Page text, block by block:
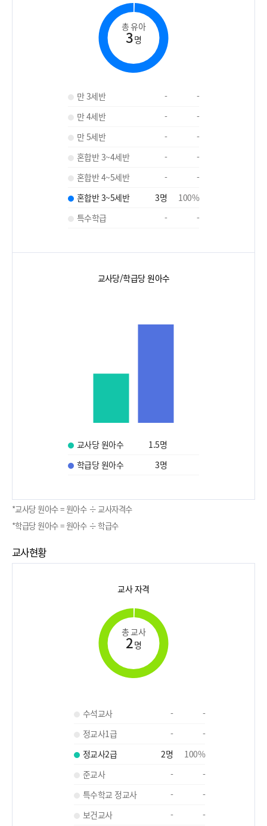
총 유아
3명
만 3세반 -
-
만 4세반
-
-
만 5세반
-
-
혼합반 3~4세반
-
-
혼합반 4~5세반
-
-
혼합반 3~5세반
3명 100%
특수학급
- -
교사당/학급당 원아수
교사당 원아수 1.5명
학급당 원아수
3명
*교사당 원아수 = 원아수 ÷ 교사자격수
*학급당 원아수 = 원아수 ÷ 학급수
교사현황
교사 자격
총 교사
2명
수석교사 -
-
정교사1급
-
-
정교사2급
2명 100%
준교사
-
-
특수학교 정교사
-
-
보건교사
-
-